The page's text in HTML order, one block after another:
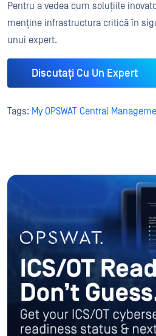
Pentru a vedea cum soluțiile
menține infrastructura critică în
unui expert.
Discutați Cu Un Expert
Tags: My OPSWAT Central